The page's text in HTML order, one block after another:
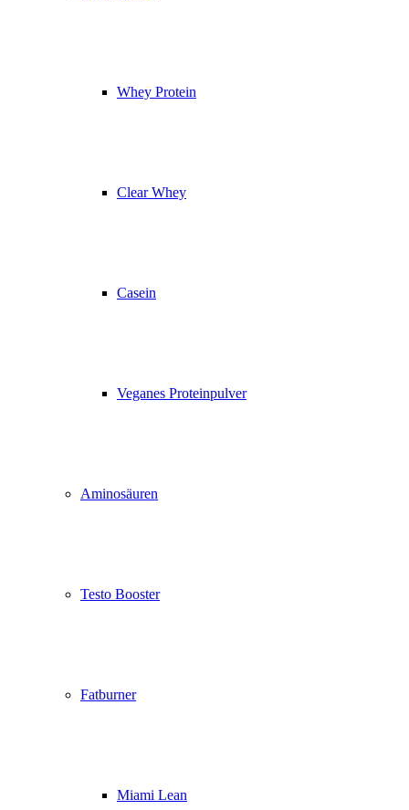
Whey Protein
Clear Whey
Casein
Veganes Proteinpulver
Aminosäuren
Testo Booster
Fatburner
Miami Lean